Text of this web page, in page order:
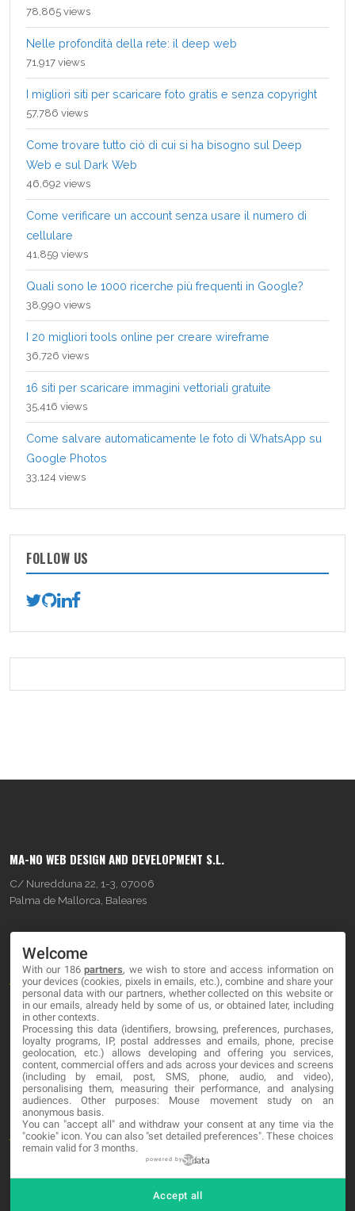
78,865 views
Nelle profondità della rete: il deep web
71,917 views
I migliori siti per scaricare foto gratis e senza copyright
57,786 views
Come trovare tutto ciò di cui si ha bisogno sul Deep
Web e sul Dark Web
46,692 views
Come verificare un account senza usare il numero di
cellulare
41,859 views
Quali sono le 1000 ricerche più frequenti in Google?
38,990 views
I 20 migliori tools online per creare wireframe
36,726 views
16 siti per scaricare immagini vettoriali gratuite
35,416 views
Come salvare automaticamente le foto di WhatsApp su
Google Photos
33,124 views
FOLLOW US
MA-NO WEB DESIGN AND DEVELOPMENT S.L.
C/ Nuredduna 22, 1-3, 07006
Palma de Mallorca, Baleares
About
Blog
Contact
LEGAL
Cookies
Avviso Legale
Welcome
With our 186partners, we wish to store and access information on
your devices (cookies, pixels in emails, etc.), combine and share your
personal data with our partners, whether collected on this website or
in our emails, already held by some of us, or obtained later, including
in other contexts.
Processing this data (identifiers, browsing, preferences, purchases,
loyalty programs, IP, postal addresses and emails, phone, precise
geolocation, etc.) allows developing and offering you services,
content, commercial offers and ads across your devices and screens
(including by email, post, SMS, phone, audio, and video),
personalising them, measuring their performance, and analysing
audiences. Other purposes: Mouse movement study on an
anonymous basis.
You can "accept all" and withdraw your consent at any time via the
"cookie" icon. You can also "set detailed preferences". These choices
remain valid for 3 months.
powered by
Accept all